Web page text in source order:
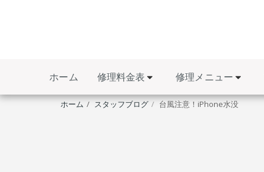
ホーム 修理料金表 修理メニュー
ホーム スタッフブログ 台風注意！iPhone水没